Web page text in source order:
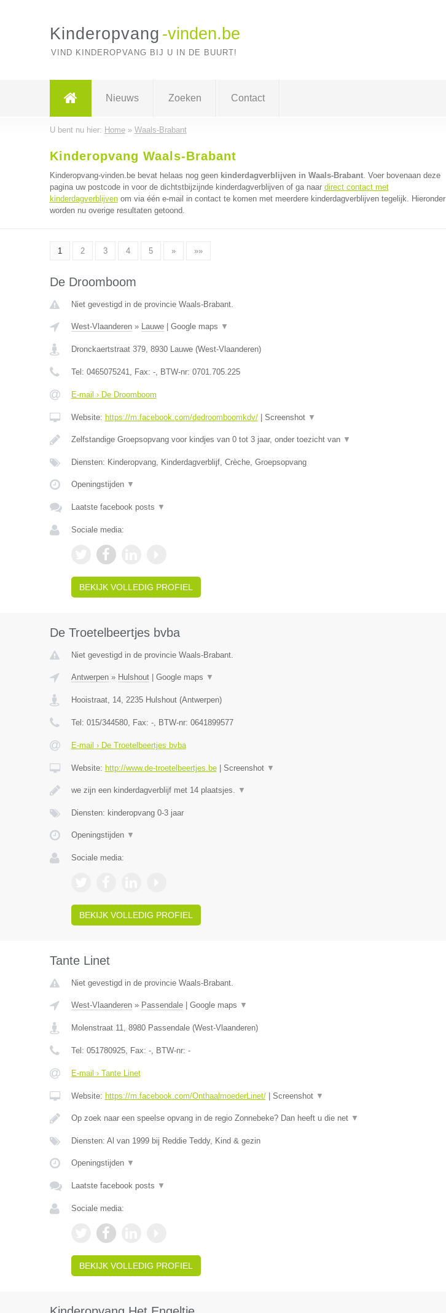
Kinderopvang -vinden.be
VIND KINDEROPVANG BIJ U IN DE BUURT!
Nieuws Zoeken Contact
U bent nu hier: Home» Waals-Brabant
Kinderopvang Waals-Brabant
Kinderopvang-vinden.be bevat helaas nog geen kinderdagverblijven in Waals-Brabant. Voer bovenaan deze
pagina uw postcode in voor de dichtstbijzijnde kinderdagverblijven of ga naar direct contact met
kinderdagverblijvenom via één e-mail in contact te komen met meerdere kinderdagverblijven tegelijk. Hieronder
worden nu overige resultaten getoond.
1 2 3 4 5 » »»
De Droomboom
Niet gevestigd in de provincie Waals-Brabant.
West-Vlaanderen» Lauwe| Google maps ▼
Dronckaertstraat 379, 8930 Lauwe(West-Vlaanderen)
Tel: 0465075241, Fax: -, BTW-nr: 0701.705.225
E-mail › De Droomboom
Website: https://m.facebook.com/dedroomboomkdv/| Screenshot ▼
Zelfstandige Groepsopvang voor kindjes van 0 tot 3 jaar, onder toezicht van ▼
Diensten: Kinderopvang, Kinderdagverblijf, Crèche, Groepsopvang
Openingstijden ▼
Laatste facebook posts ▼
Sociale media:
BEKIJK VOLLEDIG PROFIEL
De Troetelbeertjes bvba
Niet gevestigd in de provincie Waals-Brabant.
Antwerpen» Hulshout| Google maps ▼
Hooistraat, 14, 2235 Hulshout(Antwerpen)
Tel: 015/344580, Fax: -, BTW-nr: 0641899577
E-mail › De Troetelbeertjes bvba
Website: http://www.de-troetelbeertjes.be| Screenshot ▼
we zijn een kinderdagverblijf met 14 plaatsjes. ▼
Diensten: kinderopvang 0-3 jaar
Openingstijden ▼
Sociale media:
BEKIJK VOLLEDIG PROFIEL
Tante Linet
Niet gevestigd in de provincie Waals-Brabant.
West-Vlaanderen» Passendale| Google maps ▼
Molenstraat 11, 8980 Passendale(West-Vlaanderen)
Tel: 051780925, Fax: -, BTW-nr: -
E-mail › Tante Linet
Website: https://m.facebook.com/OnthaalmoederLinet/| Screenshot ▼
Op zoek naar een speelse opvang in de regio Zonnebeke? Dan heeft u die net ▼
Diensten: Al van 1999 bij Reddie Teddy, Kind & gezin
Openingstijden ▼
Laatste facebook posts ▼
Sociale media:
BEKIJK VOLLEDIG PROFIEL